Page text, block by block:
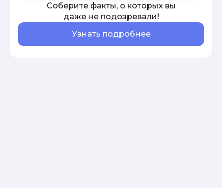
Соберите факты, о которых вы
даже не подозревали!
Узнать подробнее